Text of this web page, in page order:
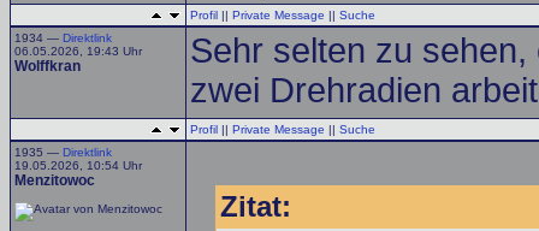
Profil || Private Message || Suche
1934 — Direktlink
06.05.2026, 19:43 Uhr
Wolffkran
Sehr selten zu
zwei Drehradien
Profil || Private Message || Suche
1935 — Direktlink
19.05.2026, 10:54 Uhr
Menzitowoc
Zitat: